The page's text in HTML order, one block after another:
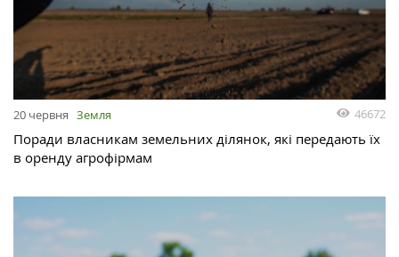
20 червня Земля 46672
Поради власникам земельних ділянок, які передають їх
в оренду агрофірмам